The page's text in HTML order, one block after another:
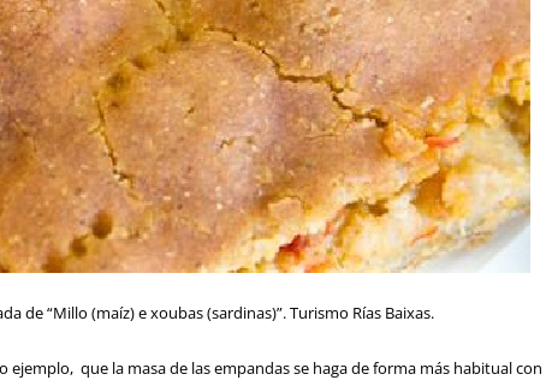
de “Millo (maíz) e xoubas (sardinas)”. Turismo Rías Baixas.
ejemplo, que la masa de las empandas se haga de forma más habitual con